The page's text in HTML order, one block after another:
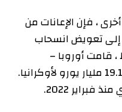
، من ناحية أخرى ، فإن الإعانات من
إلى تعويض انسحاب
قامت أوروبا –
بالمعنى الجغرافي – بتخصيص 19.1 مليار يورو لأوكرانيا.
2022.